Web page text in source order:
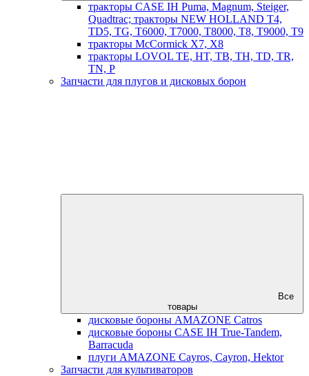
тракторы CASE IH Puma, Magnum, Steiger,
Quadtrac; тракторы NEW HOLLAND T4,
TD5, TG, T6000, T7000, T8000, T8, T9000, T9
тракторы McCormick X7, X8
тракторы LOVOL TE, HT, TB, TH, TD, TR,
TN, P
Запчасти для плугов и дисковых борон
Все
товары
дисковые бороны AMAZONE Catros
дисковые бороны CASE IH True-Tandem,
Barracuda
плуги AMAZONE Cayros, Cayron, Hektor
Запчасти для культиваторов